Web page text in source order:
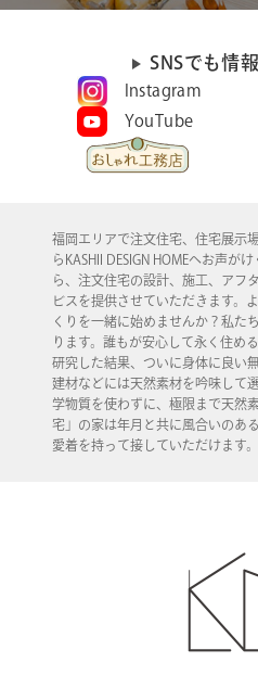
SNSでも情
Instagram
YouTube
福岡エリアで注文住宅、住宅展示
らKASHII DESIGN HOMEへお声が
ら、注文住宅の設計、施工、アフ
ビスを提供させていただきます。
くりを一緒に始めませんか？私た
ります。誰もが安心して永く住め
研究した結果、ついに身体に良い
建材などには天然素材を吟味して
学物質を使わずに、極限まで天然
宅」の家は年月と共に風合いのあ
愛着を持って接していただけます。